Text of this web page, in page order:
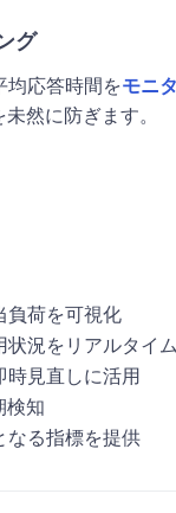
グ
均応答時間をモニ
然に防ぎます。
負荷を可視化
状況をリアルタイ
時見直しに活用
検知
なる指標を提供